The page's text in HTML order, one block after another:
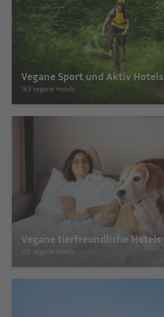
Vegane Sport und Aktiv Hotels
163 vegane Hotels
Vegane tierfreundliche Hotels
126 vegane Hotels